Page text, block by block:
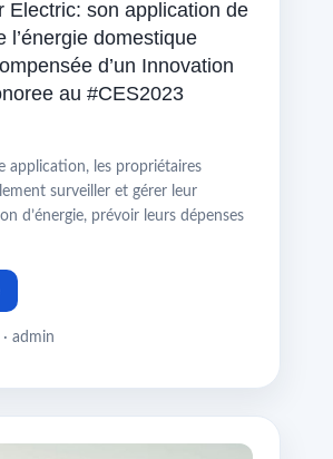
Electric: son application de
l’énergie domestique
d’un Innovation
au #CES2023
application, les propriétaires
surveiller et gérer leur
d’énergie, prévoir leurs dépenses
admin